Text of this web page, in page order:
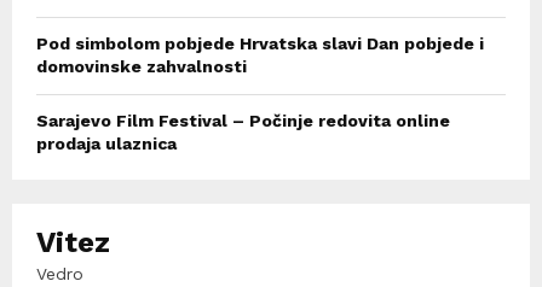
Pod simbolom pobjede Hrvatska slavi Dan pobjede i
domovinske zahvalnosti
Sarajevo Film Festival – Počinje redovita online
prodaja ulaznica
Vitez
Vedro